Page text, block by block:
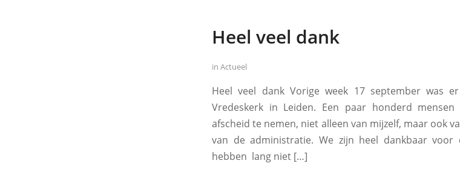
Heel veel dank
in Actueel
Heel veel dank Vorige week 17 september was
Vredeskerk in Leiden. Een paar honderd
afscheid te nemen, niet alleen van mijzelf, maar ook
van de administratie. We zijn heel dankbaar voor
hebben lang niet […]